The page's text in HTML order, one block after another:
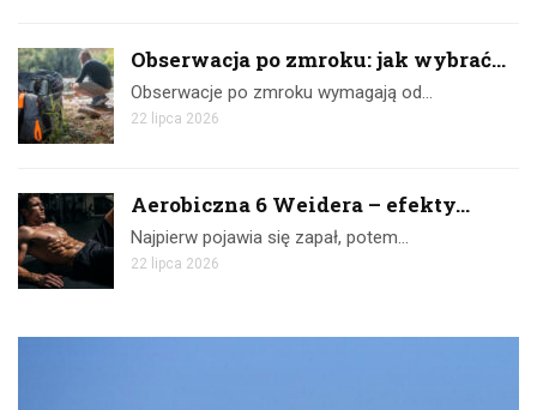
Obserwacja po zmroku: jak wybrać...
Obserwacje po zmroku wymagają od…
22 lipca 2026
Aerobiczna 6 Weidera – efekty...
Najpierw pojawia się zapał, potem…
22 lipca 2026